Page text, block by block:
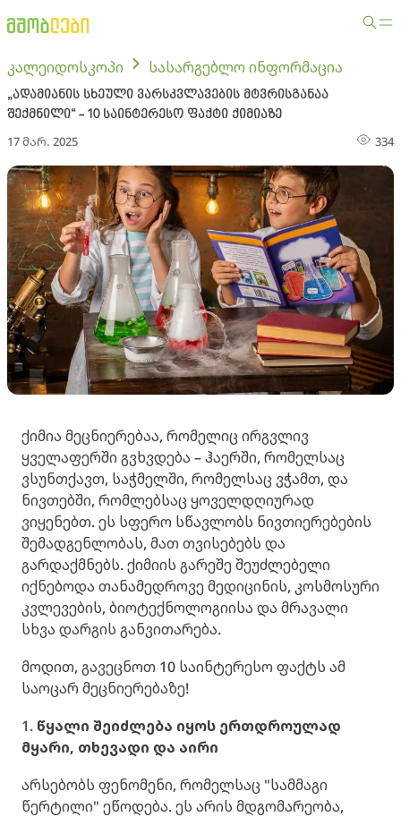
კალეიდოსკოპი სასარგებლო ინფორმაცია
„ადამიანის სხეული ვარსკვლავების მტვრისგანაა
შექმნილი“ - 10 საინტერესო ფაქტი ქიმიაზე
17 მარ. 2025 334
ქიმია მეცნიერებაა, რომელიც ირგვლივ
ყველაფერში გვხვდება – ჰაერში, რომელსაც
ვსუნთქავთ, საჭმელში, რომელსაც ვჭამთ, და
ნივთებში, რომლებსაც ყოველდღიურად
ვიყენებთ. ეს სფერო სწავლობს ნივთიერებების
შემადგენლობას, მათ თვისებებს და
გარდაქმნებს. ქიმიის გარეშე შეუძლებელი
იქნებოდა თანამედროვე მედიცინის, კოსმოსური
კვლევების, ბიოტექნოლოგიისა და მრავალი
სხვა დარგის განვითარება.
მოდით, გავეცნოთ 10 საინტერესო ფაქტს ამ
საოცარ მეცნიერებაზე!
1. წყალი შეიძლება იყოს ერთდროულად
მყარი, თხევადი და აირი
არსებობს ფენომენი, რომელსაც "სამმაგი
წერტილი" ეწოდება. ეს არის მდგომარეობა,